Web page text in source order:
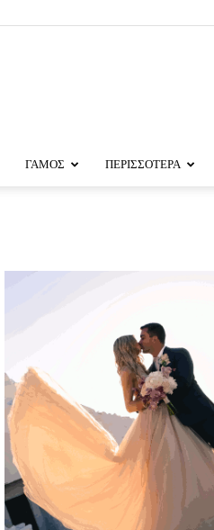
ΓΑΜΟΣ ΠΕΡΙΣΣΟΤΕΡΑ